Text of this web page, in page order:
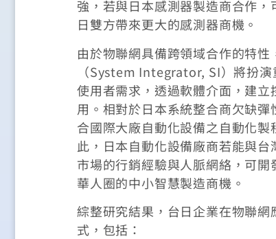
強，若與日本感測器製造商合作
日雙方帶來更大的感測器商機。
由於物聯網具備跨領域合作的特
（System Integrator, SI）將扮
使用者需求，透過軟體介面，建
用。相對於日本系統整合商欠缺
合國際大廠自動化設備之自動化
此，日本自動化設備廠商若能與
市場的行銷經驗與人脈網絡，可
華人圈的中小智慧製造商機。
綜整研究結果，台日企業在物聯
式，包括：